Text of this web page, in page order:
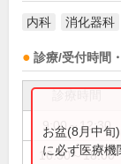
内科 消化器科
診療/受付時間
9:00～12:30
16:30～18:00
お盆(8月中旬
に必ず医療機